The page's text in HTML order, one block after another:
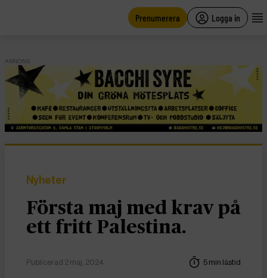
Prenumerera Logga in
ANNONS
Nyheter
Första maj med krav på
ett fritt Palestina.
Publicerad 2 maj, 2024 5 min lästid